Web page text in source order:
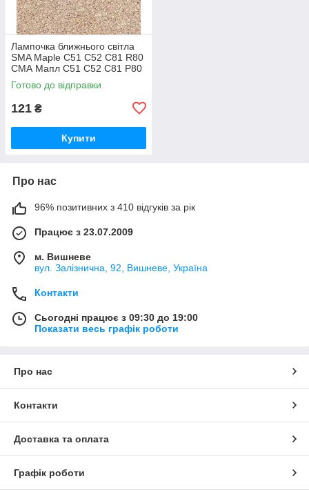
Лампочка ближнього світла
SMA Maple C51 C52 C81 R80
СМА Мапл С51 С52 С81 Р80
Готово до відправки
121 ₴
Купити
Про нас
96% позитивних з 410 відгуків за рік
Працює з 23.07.2009
м. Вишневе
вул. Залізнична, 92, Вишневе, Україна
Контакти
Сьогодні працює з 09:30 до 19:00
Показати весь графік роботи
Про нас
Контакти
Доставка та оплата
Графік роботи